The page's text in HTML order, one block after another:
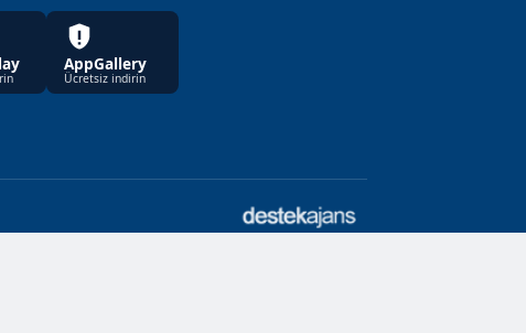
AppGallery
Ücretsiz indirin